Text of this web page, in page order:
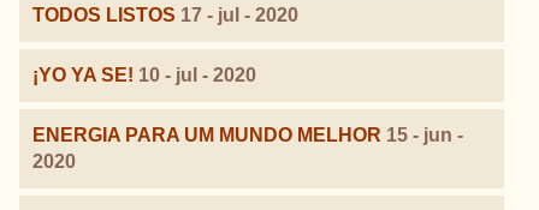
TODOS LISTOS 17 - jul - 2020
¡YO YA SE! 10 - jul - 2020
ENERGIA PARA UM MUNDO MELHOR 15 - jun -
2020